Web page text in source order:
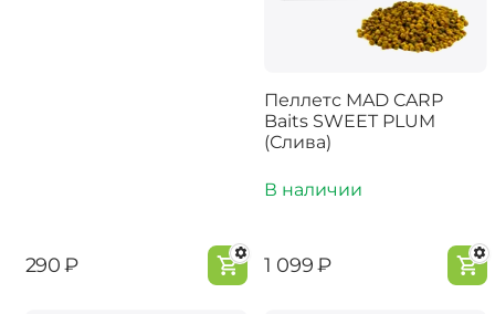
‍290‍ ₽
Пеллетс MAD CARP
Baits SWEET PLUM
(Слива)
В наличии
‍1 099‍₽